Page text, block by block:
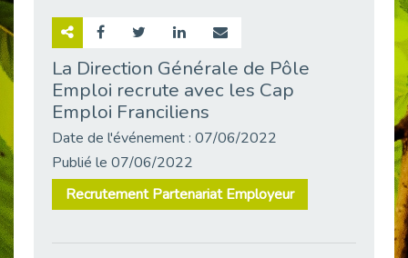
Publié le 02/06/2026
Publié le 30/05/2026
« Confiance en soi et acceptation du handicap » : un levier puissant vers l’emploi
Publié le 22/05/2026
La Direction Générale de Pôle
Emploi recrute avec les Cap
Emploi Franciliens
Date de l'événement : 07/06/2022
Publié le 07/06/2022
Recrutement Partenariat Employeur